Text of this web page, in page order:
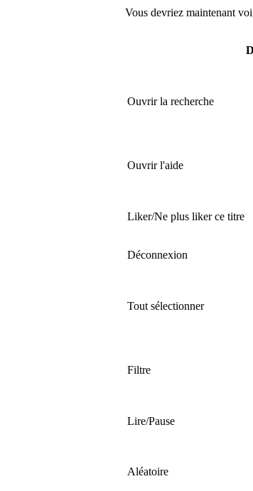
Vous devriez maintenant
Ouvrir la recherche
Ouvrir l'aide
Liker/Ne plus liker ce titre
Déconnexion
Tout sélectionner
Filtre
Lire/Pause
Aléatoire